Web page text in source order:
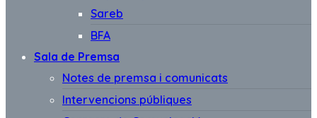
Sareb
BFA
Sala de Premsa
Notes de premsa i comunicats
Intervencions públiques